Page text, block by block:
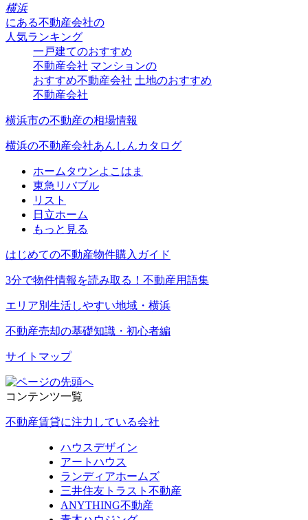
横浜
にある不動産会社の
人気ランキング
一戸建てのおすすめ
不動産会社 マンションの
おすすめ不動産会社 土地のおすすめ
不動産会社
横浜市の不動産の相場情報
横浜の不動産会社あんしんカタログ
ホームタウンよこはま
東急リバブル
リスト
日立ホーム
もっと見る
はじめての不動産物件購入ガイド
3分で物件情報を読み取る！不動産用語集
エリア別生活しやすい地域・横浜
不動産売却の基礎知識・初心者編
サイトマップ
コンテンツ一覧
不動産賃貸に注力している会社
ハウスデザイン
アートハウス
ランディアホームズ
三井住友トラスト不動産
ANYTHING不動産